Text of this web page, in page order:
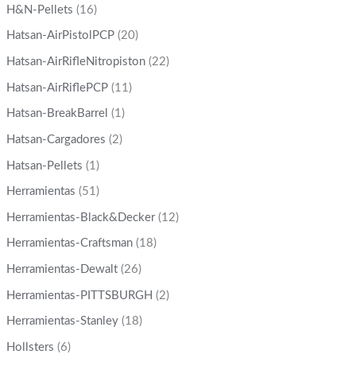
H&N-Pellets (16)
Hatsan-AirPistolPCP (20)
Hatsan-AirRifleNitropiston (22)
Hatsan-AirRiflePCP (11)
Hatsan-BreakBarrel (1)
Hatsan-Cargadores (2)
Hatsan-Pellets (1)
Herramientas (51)
Herramientas-Black&Decker (12)
Herramientas-Craftsman (18)
Herramientas-Dewalt (26)
Herramientas-PITTSBURGH (2)
Herramientas-Stanley (18)
Hollsters (6)